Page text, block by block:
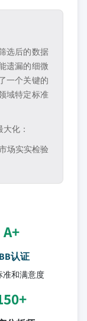
选后的数据
遗漏的细微
一个关键的
域特定标准
化：
场实实检验
A+
认证
准和满意度